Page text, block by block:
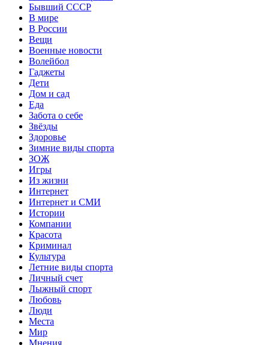
Бывший СССР
В мире
В России
Вещи
Военные новости
Волейбол
Гаджеты
Дети
Дом и сад
Еда
Забота о себе
Звёзды
Здоровье
Зимние виды спорта
ЗОЖ
Игры
Из жизни
Интернет
Интернет и СМИ
Истории
Компании
Красота
Криминал
Культура
Летние виды спорта
Личный счет
Лыжный спорт
Любовь
Люди
Места
Мир